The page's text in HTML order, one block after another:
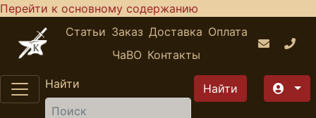
Перейти к основному содержанию
Статьи Заказ Доставка Оплата
ЧаВО Контакты
Найти